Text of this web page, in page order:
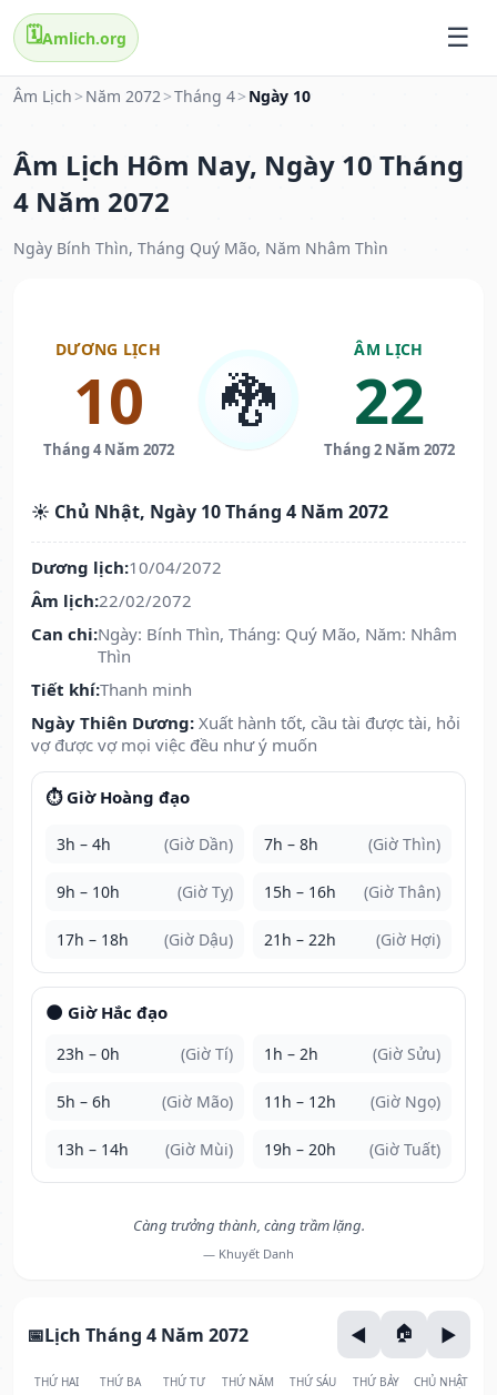
🗓️Amlich.org
Âm Lịch > Năm 2072>Tháng 4> Ngày 10
Âm Lịch Hôm Nay, Ngày 10 Tháng
4 Năm 2072
Ngày Bính Thìn, Tháng Quý Mão, Năm Nhâm Thìn
DƯƠNG LỊCH
10
Tháng 4 Năm 2072
🐉
ÂM LỊCH
22
Tháng 2 Năm 2072
☀️ Chủ Nhật, Ngày 10 Tháng 4 Năm 2072
Dương lịch:10/04/2072
Âm lịch:22/02/2072
Can chi:Ngày: Bính Thìn, Tháng: Quý Mão, Năm: Nhâm
Thìn
Tiết khí:Thanh minh
Ngày Thiên Dương: Xuất hành tốt, cầu tài được tài, hỏi
vợ được vợ mọi việc đều như ý muốn
⏱️ Giờ Hoàng đạo
3h – 4h (Giờ Dần) 7h – 8h (Giờ Thìn)
9h – 10h (Giờ Tỵ) 15h – 16h (Giờ Thân)
17h – 18h (Giờ Dậu) 21h – 22h (Giờ Hợi)
🌑 Giờ Hắc đạo
23h – 0h (Giờ Tí) 1h – 2h (Giờ Sửu)
5h – 6h (Giờ Mão) 11h – 12h (Giờ Ngọ)
13h – 14h (Giờ Mùi) 19h – 20h (Giờ Tuất)
Càng trưởng thành, càng trầm lặng.
— Khuyết Danh
Lịch Tháng 4 Năm 2072
THỨ HAI THỨ BA THỨ TƯ THỨ NĂM THỨ SÁU THỨ BẢY CHỦ NHẬT